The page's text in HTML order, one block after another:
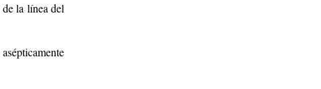
la línea del